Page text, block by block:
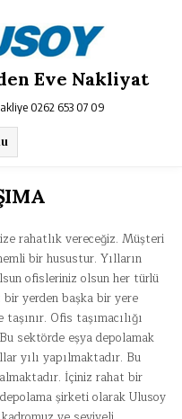
Eve Nakliyat
0262 653 07 09
rahatlık vereceğiz. Müşteri
bir husustur. Yılların
ofisleriniz olsun her türlü
bir yerden başka bir yere
Ofis taşımacılığı
sektörde eşya depolamak
yılı yapılmaktadır. Bu
İçiniz rahat bir
şirketi olarak Ulusoy